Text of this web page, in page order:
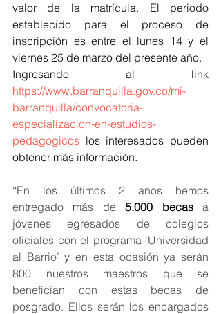
valor de la matrícula. El periodo
establecido para el proceso de
inscripción es entre el lunes 14 y el
viernes 25 de marzo del presente año.
https://www.barranquilla.gov.co/mi-
barranquilla/convocatoria-
especializacion-en-estudios-
pedagogicos los interesados pueden
obtener más información.
“En los últimos 2 años hemos
entregado más de 5.000 becas a
jóvenes egresados de colegios
oficiales con el programa ‘Universidad
al Barrio’ y en esta ocasión ya serán
800 nuestros maestros que se
benefician con estas becas de
posgrado. Ellos serán los encargados